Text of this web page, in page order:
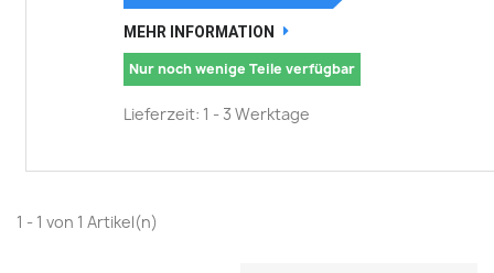
MEHR INFORMATION
Nur noch wenige Teile verfügbar
Lieferzeit: 1 - 3 Werktage
1 - 1 von 1 Artikel(n)